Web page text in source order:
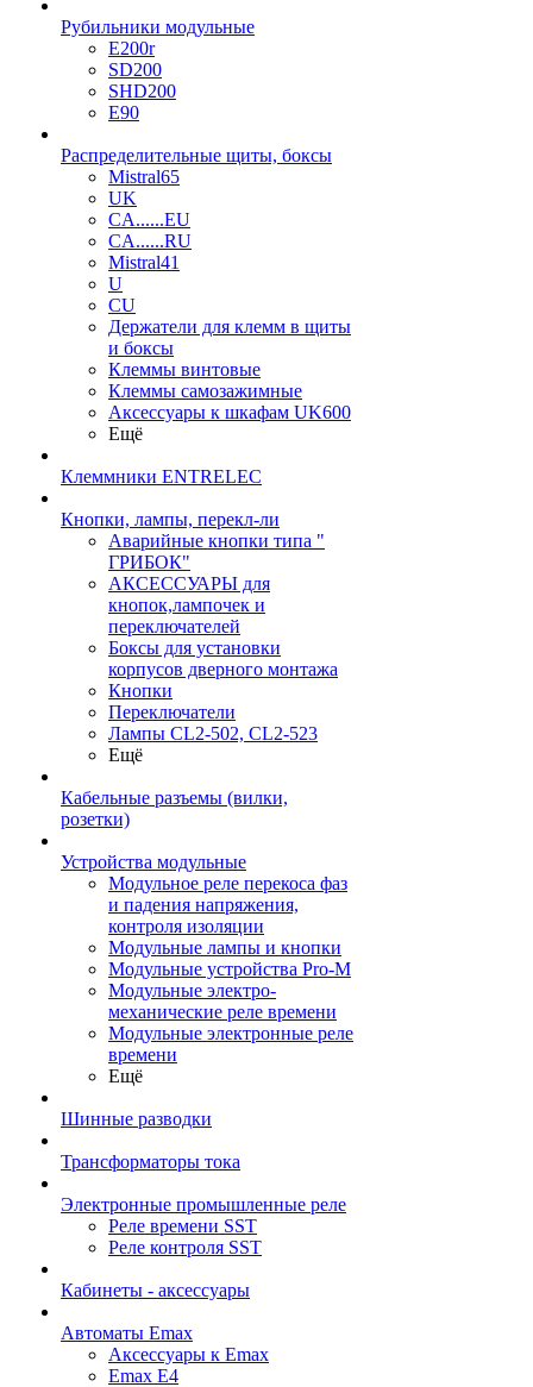
Рубильники модульные
E200r
SD200
SHD200
E90
Распределительные щиты, боксы
Mistral65
UK
CA......EU
CA......RU
Mistral41
U
CU
Держатели для клемм в щиты
и боксы
Клеммы винтовые
Клеммы самозажимные
Аксессуары к шкафам UK600
Ещё
Клеммники ENTRELEC
Кнопки, лампы, перекл-ли
Аварийные кнопки типа "
ГРИБОК"
АКСЕССУАРЫ для
кнопок,лампочек и
переключателей
Боксы для установки
корпусов дверного монтажа
Кнопки
Переключатели
Лампы CL2-502, CL2-523
Ещё
Кабельные разъемы (вилки,
розетки)
Устройства модульные
Модульное реле перекоса фаз
и падения напряжения,
контроля изоляции
Модульные лампы и кнопки
Модульные устройства Pro-M
Модульные электро-
механические реле времени
Модульные электронные реле
времени
Ещё
Шинные разводки
Трансформаторы тока
Электронные промышленные реле
Реле времени SST
Реле контроля SST
Кабинеты - аксессуары
Автоматы Emax
Аксессуары к Emax
Emax E4